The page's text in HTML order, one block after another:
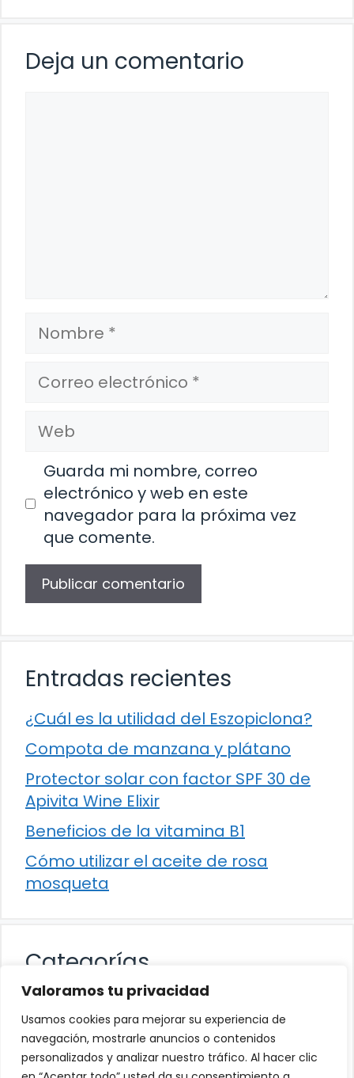
Valoramos tu privacidad
Usamos cookies para mejorar su experiencia de
navegación, mostrarle anuncios o contenidos
personalizados y analizar nuestro tráfico. Al hacer clic
Deja un comentario
Nombre
Correo
electrónico
Web
Guarda mi nombre, correo
electrónico y web en este
navegador para la próxima vez
que comente.
Entradas recientes
¿Cuál es la utilidad del Eszopiclona?
Compota de manzana y plátano
Protector solar con factor SPF 30 de
Apivita Wine Elixir
Beneficios de la vitamina B1
Cómo utilizar el aceite de rosa
mosqueta
Categorías
Alimentación
Destacados
Hogar